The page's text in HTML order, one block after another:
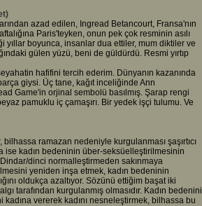
azad edilen, Ingread Betancourt, Fransa'nın
Paris'teyken, onun pek çok resminin asılı
yıllar boyunca, insanlar dua ettiler, mum diktiler ve
gülen yüzü, beni de güldürdü. Resmi yırtıp
hafifini tercih ederim. Dünyanın kazanında
giysi. Üç tane, kağıt inceliğinde Ann
Game'in orjinal sembolü basılmış. Şarap rengi
pamuklu iç çamaşırı. Bir yedek işçi tulumu. Ve
ramazan nedeniyle kurgulanması şaşırtıcı
ise kadın bedeninin über-seksüelleştirilmesinin
dinci normalleştirmeden sakınmaya
yeniden inşa etmek, kadın bedeninin
oldukça azaltıyor. Sözünü ettiğim başat iki
tarafından kurgulanmış olmasıdır. Kadın bedenini
vererek kadını nesneleştirmek, bilhassa bu